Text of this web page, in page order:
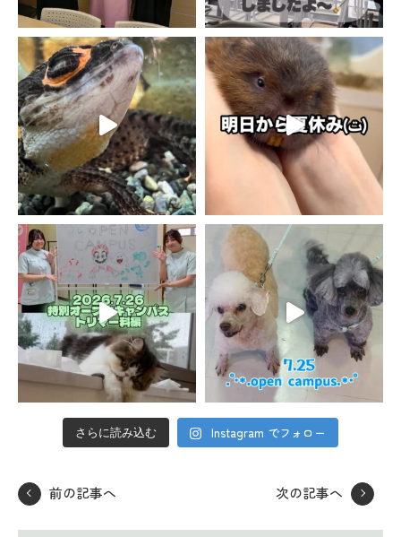
さらに読み込む Instagram でフォロー
前の記事へ 次の記事へ